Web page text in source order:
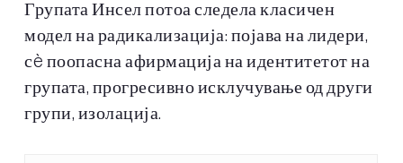
Групата Инсел потоа следела класичен
модел на радикализација: појава на лидери,
сè поопасна афирмација на идентитетот на
групата, прогресивно исклучување од други
групи, изолација.